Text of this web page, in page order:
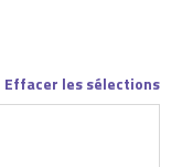
Effacer les sélections